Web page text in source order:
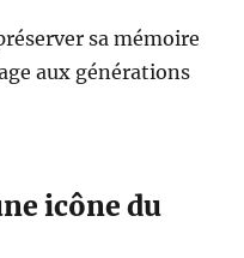
sa mémoire
aux générations
icône du